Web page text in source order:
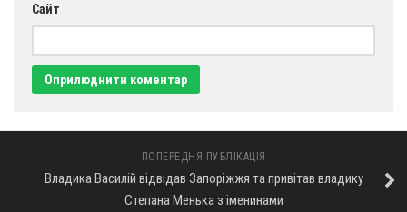
Сайт
ПОПЕРЕДНЯ ПУБЛІКАЦІЯ
Владика Василій відвідав Запоріжжя та привітав владику
Степана Менька з іменинами